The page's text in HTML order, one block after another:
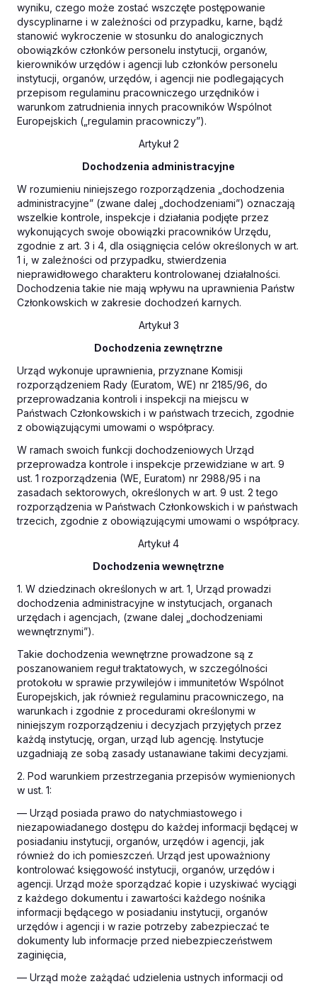
wyniku, czego może zostać wszczęte postępowanie
dyscyplinarne i w zależności od przypadku, karne, bądź
stanowić wykroczenie w stosunku do analogicznych
obowiązków członków personelu instytucji, organów,
kierowników urzędów i agencji lub członków personelu
instytucji, organów, urzędów, i agencji nie podlegających
przepisom regulaminu pracowniczego urzędników i
warunkom zatrudnienia innych pracowników Wspólnot
Europejskich („regulamin pracowniczy”).
Artykuł 2
Dochodzenia administracyjne
W rozumieniu niniejszego rozporządzenia „dochodzenia
administracyjne” (zwane dalej „dochodzeniami”) oznaczają
wszelkie kontrole, inspekcje i działania podjęte przez
wykonujących swoje obowiązki pracowników Urzędu,
zgodnie z art. 3 i 4, dla osiągnięcia celów określonych w art.
1 i, w zależności od przypadku, stwierdzenia
nieprawidłowego charakteru kontrolowanej działalności.
Dochodzenia takie nie mają wpływu na uprawnienia Państw
Członkowskich w zakresie dochodzeń karnych.
Artykuł 3
Dochodzenia zewnętrzne
Urząd wykonuje uprawnienia, przyznane Komisji
rozporządzeniem Rady (Euratom, WE) nr 2185/96, do
przeprowadzania kontroli i inspekcji na miejscu w
Państwach Członkowskich i w państwach trzecich, zgodnie
z obowiązującymi umowami o współpracy.
W ramach swoich funkcji dochodzeniowych Urząd
przeprowadza kontrole i inspekcje przewidziane w art. 9
ust. 1 rozporządzenia (WE, Euratom) nr 2988/95 i na
zasadach sektorowych, określonych w art. 9 ust. 2 tego
rozporządzenia w Państwach Członkowskich i w państwach
trzecich, zgodnie z obowiązującymi umowami o współpracy.
Artykuł 4
Dochodzenia wewnętrzne
1. W dziedzinach określonych w art. 1, Urząd prowadzi
dochodzenia administracyjne w instytucjach, organach
urzędach i agencjach, (zwane dalej „dochodzeniami
wewnętrznymi”).
Takie dochodzenia wewnętrzne prowadzone są z
poszanowaniem reguł traktatowych, w szczególności
protokołu w sprawie przywilejów i immunitetów Wspólnot
Europejskich, jak również regulaminu pracowniczego, na
warunkach i zgodnie z procedurami określonymi w
niniejszym rozporządzeniu i decyzjach przyjętych przez
każdą instytucję, organ, urząd lub agencję. Instytucje
uzgadniają ze sobą zasady ustanawiane takimi decyzjami.
2. Pod warunkiem przestrzegania przepisów wymienionych
w ust. 1:
— Urząd posiada prawo do natychmiastowego i
niezapowiadanego dostępu do każdej informacji będącej w
posiadaniu instytucji, organów, urzędów i agencji, jak
również do ich pomieszczeń. Urząd jest upoważniony
kontrolować księgowość instytucji, organów, urzędów i
agencji. Urząd może sporządzać kopie i uzyskiwać wyciągi
z każdego dokumentu i zawartości każdego nośnika
informacji będącego w posiadaniu instytucji, organów
urzędów i agencji i w razie potrzeby zabezpieczać te
dokumenty lub informacje przed niebezpieczeństwem
zaginięcia,
— Urząd może zażądać udzielenia ustnych informacji od